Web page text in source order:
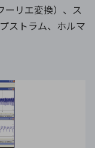
ーリエ変換）、ス
ストラム、ホルマ